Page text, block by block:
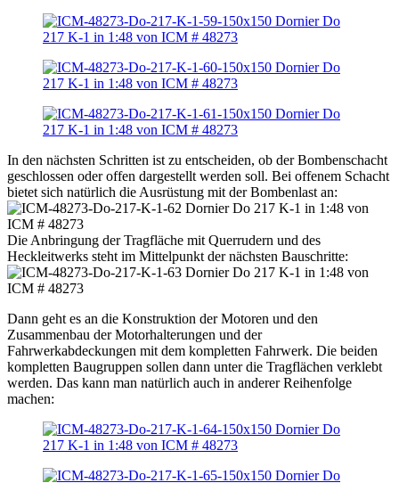
In den nächsten Schritten ist zu entscheiden, ob der Bombenschacht
geschlossen oder offen dargestellt werden soll. Bei offenem Schacht
bietet sich natürlich die Ausrüstung mit der Bombenlast an:
Die Anbringung der Tragfläche mit Querrudern und des
Heckleitwerks steht im Mittelpunkt der nächsten Bauschritte:
Dann geht es an die Konstruktion der Motoren und den
Zusammenbau der Motorhalterungen und der
Fahrwerkabdeckungen mit dem kompletten Fahrwerk. Die beiden
kompletten Baugruppen sollen dann unter die Tragflächen verklebt
werden. Das kann man natürlich auch in anderer Reihenfolge
machen: